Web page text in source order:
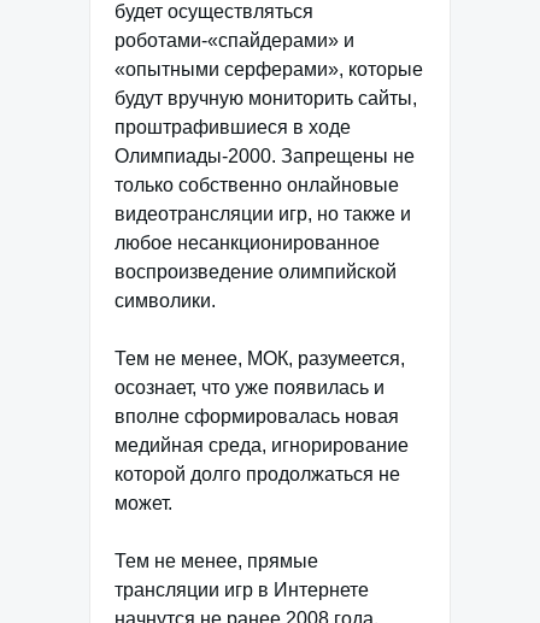
будет осуществляться
роботами-«спайдерами» и
«опытными серферами», которые
будут вручную мониторить сайты,
проштрафившиеся в ходе
Олимпиады-2000. Запрещены не
только собственно онлайновые
видеотрансляции игр, но также и
любое несанкционированное
воспроизведение олимпийской
символики.
Тем не менее, МОК, разумеется,
осознает, что уже появилась и
вполне сформировалась новая
медийная среда, игнорирование
которой долго продолжаться не
может.
Тем не менее, прямые
трансляции игр в Интернете
начнутся не ранее 2008 года,